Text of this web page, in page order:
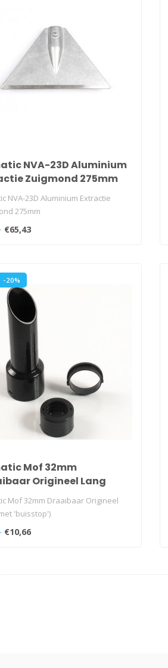
NVA-23D Aluminium
Zuigmond 275mm
NVA-23D Aluminium Extractie
275mm
€65,43
-20%
Mof 32mm
Origineel Lang
Mof 32mm Draaibaar Origineel
'buisstop')
€10,66